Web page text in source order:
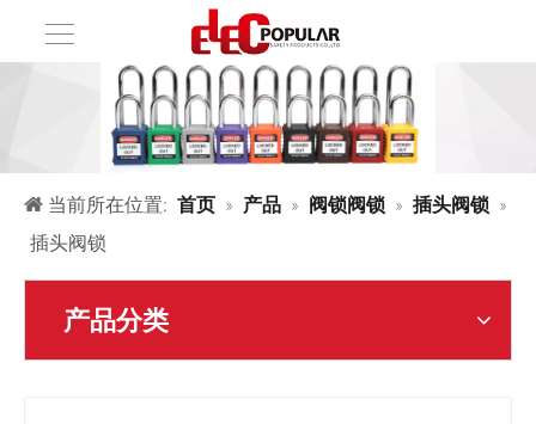
当前所在位置: 首页 » 产品 » 阀锁阀锁 » 插头阀锁 »
插头阀锁
产品分类